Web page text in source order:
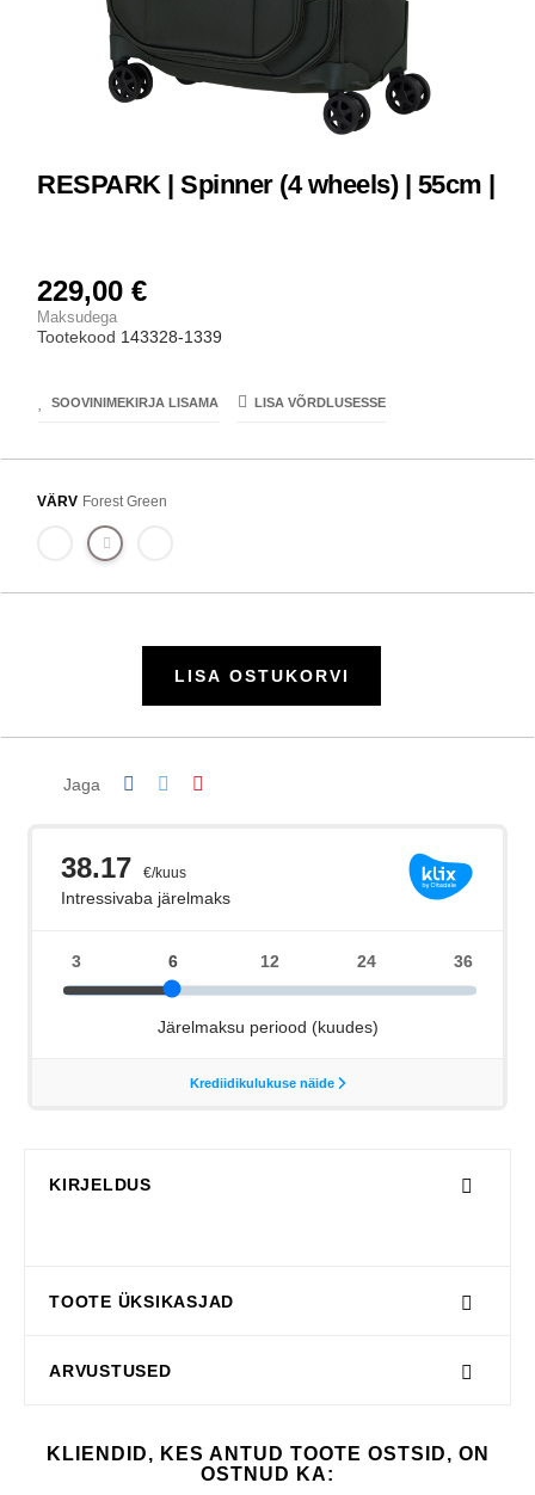
RESPARK | Spinner (4 wheels) | 55cm |
229,00 €
Maksudega
Tootekood 143328-1339
SOOVINIMEKIRJA LISAMA LISA VÕRDLUSESSE
VÄRV Forest Green
LISA OSTUKORVI
Jaga
KIRJELDUS
TOOTE ÜKSIKASJAD
ARVUSTUSED
KLIENDID, KES ANTUD TOOTE OSTSID, ON
OSTNUD KA: